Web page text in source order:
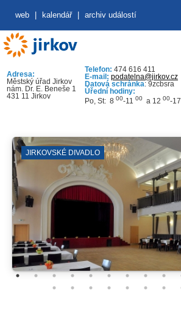
web kalendář archiv událostí
Adresa:
Městský úřad Jirkov
nám. Dr. E. Beneše 1
431 11 Jirkov
Telefon: 474 616 411
E-mail: podatelna@jirkov.cz
Datová schránka: 9zcbsra
Úřední hodiny:
Po, St: 8 00-11 00 a 12 00-17
JIRKOVSKÉ DIVADLO